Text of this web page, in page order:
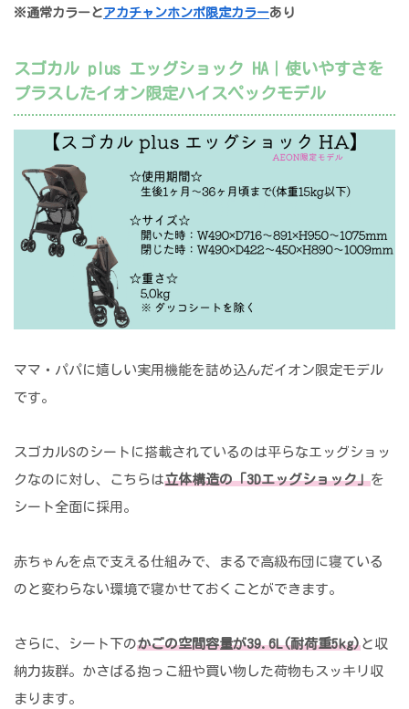
※通常カラーとアカチャンホンポ限定カラーあり
スゴカル plus エッグショック HA｜使いやすさを
プラスしたイオン限定ハイスペックモデル
ママ・パパに嬉しい実用機能を詰め込んだイオン限定モデル
です。
スゴカルSのシートに搭載されているのは平らなエッグショッ
クなのに対し、こちらは立体構造の「3Dエッグショック」を
シート全面に採用。
赤ちゃんを点で支える仕組みで、まるで高級布団に寝ている
のと変わらない環境で寝かせておくことができます。
さらに、シート下のかごの空間容量が39.6L(耐荷重5kg)と収
納力抜群。かさばる抱っこ紐や買い物した荷物もスッキリ収
まります。